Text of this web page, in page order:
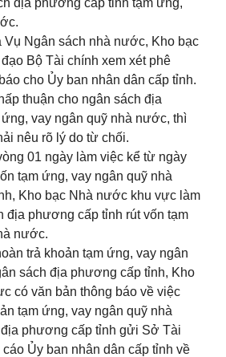
địa phương cấp tỉnh tạm ứng,
Vụ Ngân sách nhà nước, Kho bạc
Bộ Tài chính xem xét phê
cho Ủy ban nhân dân cấp tỉnh.
thuận cho ngân sách địa
vay ngân quỹ nhà nước, thì
nêu rõ lý do từ chối.
01 ngày làm việc kể từ ngày
tạm ứng, vay ngân quỹ nhà
Kho bạc Nhà nước khu vực làm
địa phương cấp tỉnh rút vốn tạm
nước.
trả khoản tạm ứng, vay ngân
sách địa phương cấp tỉnh, Kho
có văn bản thông báo về việc
tạm ứng, vay ngân quỹ nhà
phương cấp tỉnh gửi Sở Tài
Ủy ban nhân dân cấp tỉnh về